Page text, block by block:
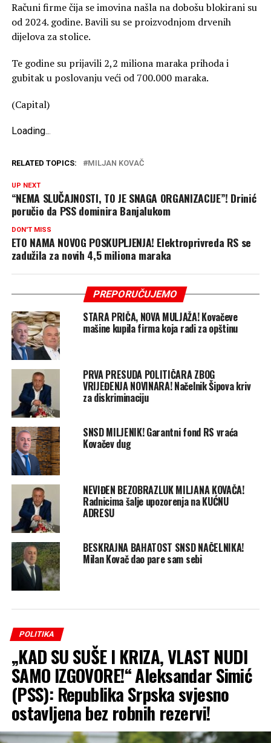
Računi firme čija se imovina našla na dobošu blokirani su
od 2024. godine. Bavili su se proizvodnjom drvenih
dijelova za stolice.
Te godine su prijavili 2,2 miliona maraka prihoda i
gubitak u poslovanju veći od 700.000 maraka.
(Capital)
Loading...
RELATED TOPICS: MILJAN KOVAČ
UP NEXT
“NEMA SLUČAJNOSTI, TO JE SNAGA ORGANIZACIJE”! Drinić
poručio da PSS dominira Banjalukom
DON'T MISS
ETO NAMA NOVOG POSKUPLJENJA! Elektroprivreda RS se
zadužila za novih 4,5 miliona maraka
PREPORUČUJEMO
STARA PRIČA, NOVA MULJAŽA! Kovačeve
mašine kupila firma koja radi za opštinu
PRVA PRESUDA POLITIČARA ZBOG
VRIJEĐENJA NOVINARA! Načelnik Šipova kriv
za diskriminaciju
SNSD MILJENIK! Garantni fond RS vraća
Kovačev dug
NEVIĐEN BEZOBRAZLUK MILJANA KOVAČA!
Radnicima šalje upozorenja na KUĆNU
ADRESU
BESKRAJNA BAHATOST SNSD NAČELNIKA!
Milan Kovač dao pare sam sebi
POLITIKA
„KAD SU SUŠE I KRIZA, VLAST NUDI
SAMO IZGOVORE!“ Aleksandar Simić
(PSS): Republika Srpska svjesno
ostavljena bez robnih rezervi!